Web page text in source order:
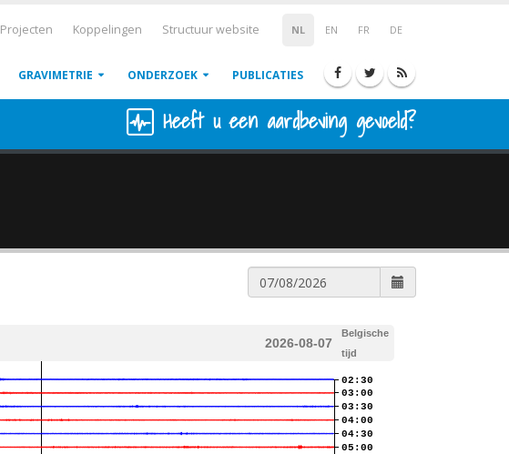
NL EN FR DE
Projecten Koppelingen Structuur website
GRAVIMETRIE ONDERZOEK PUBLICATIES
Heeft u een aardbeving gevoeld?
2026-08-07
Belgische
tijd
02:30
03:00
03:30
04:00
04:30
05:00